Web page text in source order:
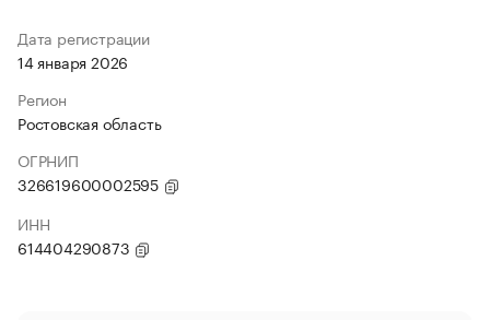
Дата регистрации
14 января 2026
Регион
Ростовская область
ОГРНИП
326619600002595
ИНН
614404290873